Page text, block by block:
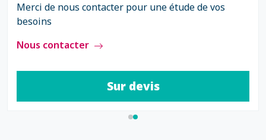
Merci de nous contacter pour une étude de vos
besoins
Nous contacter
Sur devis